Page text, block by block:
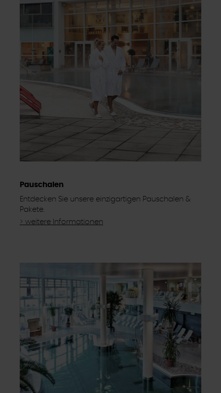
Pauschalen
Entdecken Sie unsere einzigartigen Pauschalen &
Pakete.
> weitere Informationen